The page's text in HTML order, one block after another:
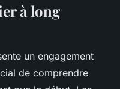
à long
un engagement
de comprendre